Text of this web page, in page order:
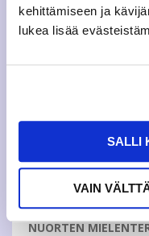
kehittämiseen ja
lukea lisää
SALLI
VAIN
TEHOKKAAT
Suomalainen
tablettiisi päivittäin
milloin vain ja missä
suunnittelemat treenit
NUORTEN